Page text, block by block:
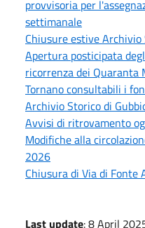
provvisoria per
settimanale
Chiusure estive Archivio
Apertura posticipata
ricorrenza dei
Tornano consultabili i
Archivio Storico di
Avvisi di ritrovamento
Modifiche alla
2026
Chiusura di Via di Fonte
Last update: 8 April